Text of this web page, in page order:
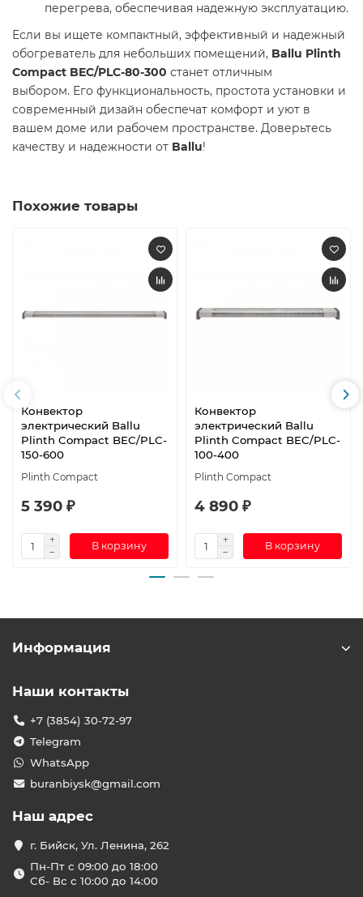
перегрева, обеспечивая надежную эксплуатацию.​
Если вы ищете компактный, эффективный и надежный
обогреватель для небольших помещений, Ballu Plinth
Compact BEC/PLC-80-300 станет отличным
выбором. Его функциональность, простота установки и
современный дизайн обеспечат комфорт и уют в
вашем доме или рабочем пространстве. Доверьтесь
качеству и надежности от Ballu!
Похожие товары
Конвектор
электрический Ballu
Plinth Compact BEC/PLC-
150-600
Plinth Compact
5 390 ₽
В корзину
Конвектор
электрический Ballu
Plinth Compact BEC/PLC-
100-400
Plinth Compact
4 890 ₽
В корзину
Информация
Наши контакты
+7 (3854) 30-72-97
Telegram
WhatsApp
buranbiysk@gmail.com
Наш адрес
г. Бийск, Ул. Ленина, 262
Пн-Пт с 09:00 до 18:00
Сб- Вс с 10:00 до 14:00